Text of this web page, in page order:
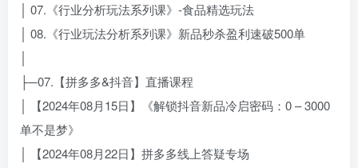
│ 07.《行业分析玩法系列课》-食品精选玩法
│ 08.《行业玩法分析系列课》新品秒杀盈利速破500单
├─07.【拼多多&抖音】直播课程
│ 【2024年08月15日】《解锁抖音新品冷启密码：0 – 3000
单不是梦》
│ 【2024年08月22日】拼多多线上答疑专场